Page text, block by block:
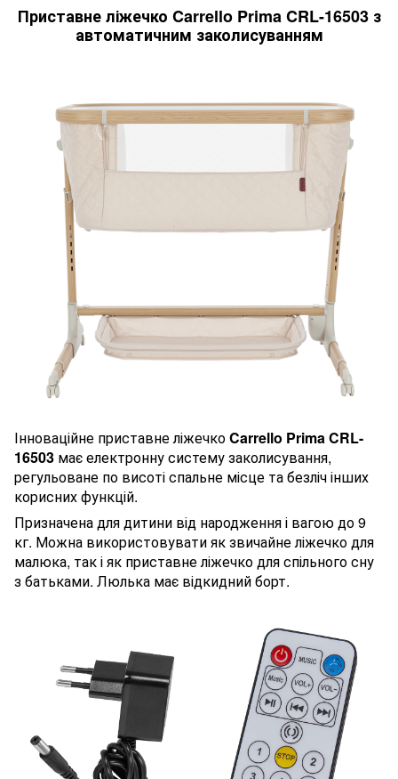
Приставне ліжечко Carrello Prima CRL-16503 з
автоматичним заколисуванням
Інноваційне приставне ліжечкоCarrello Prima CRL-
16503 має електронну систему заколисування,
регульоване по висоті спальне місце та безліч інших
корисних функцій.
Призначена для дитини від народження і вагою до 9
кг. Можна використовувати як звичайне ліжечко для
малюка, так і як приставне ліжечко для спільного сну
з батьками. Люлька має відкидний борт.